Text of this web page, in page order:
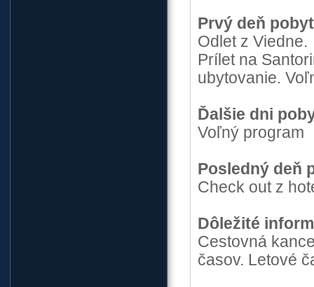
Prvý deň
Odlet z Viedne.
Prílet na
ubytovanie.
Ďalšie dni
Voľný program
Posledný deň
Check out z
Dôležité
Cestovná
časov. Letové